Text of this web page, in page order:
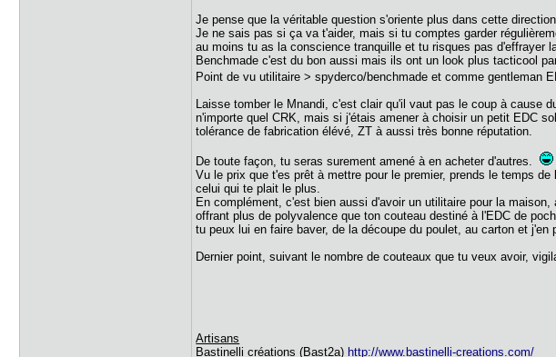
Je pense que la véritable question s'oriente plus dans cette
Je ne sais pas si ça va t'aider, mais si tu comptes garder
au moins tu as la conscience tranquille et tu risques pas d'effrayer
Benchmade c'est du bon aussi mais ils ont un look plus tacticool
Point de vu utilitaire > spyderco/benchmade et comme
Laisse tomber le Mnandi, c'est clair qu'il vaut pas le coup à cause
n'importe quel CRK, mais si j'étais amener à choisir un petit EDC
tolérance de fabrication élévé, ZT à aussi très bonne réputation.
De toute façon, tu seras surement amené à en acheter d'autres.
Vu le prix que t'es prêt à mettre pour le premier, prends le temps
celui qui te plait le plus.
En complément, c'est bien aussi d'avoir un utilitaire pour la
offrant plus de polyvalence que ton couteau destiné à l'EDC de
tu peux lui en faire baver, de la découpe du poulet, au carton et
Dernier point, suivant le nombre de couteaux que tu veux avoir,
Artisans
Bastinelli créations (Bast2a) http://www.bastinelli-creations.com/